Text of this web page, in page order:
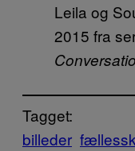
Leila og
2015 fra
Tagget:
billeder